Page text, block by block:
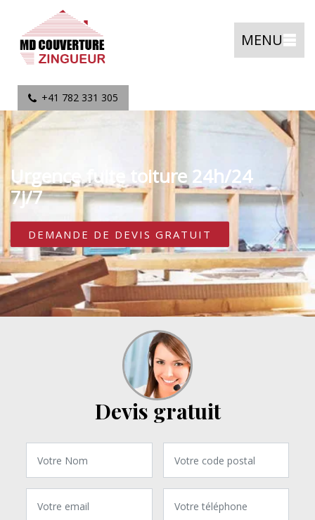
MENU
+41 782 331 305
Urgence fuite toiture 24h/24
7j/7
DEMANDE DE DEVIS GRATUIT
Devis gratuit